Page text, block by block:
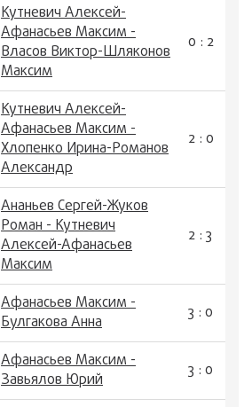
Кутневич Алексей-
Афанасьев Максим -
Власов Виктор-Шляконов
Максим
0 : 2
Кутневич Алексей-
Афанасьев Максим -
Хлопенко Ирина-Романов
Александр
2 : 0
Ананьев Сергей-Жуков
Роман - Кутневич
Алексей-Афанасьев
Максим
2 : 3
Афанасьев Максим -
Булгакова Анна
3 : 0
Афанасьев Максим -
Завьялов Юрий
3 : 0